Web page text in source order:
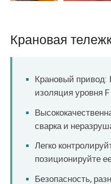
Крановая
Крановый привод:
изоляция уровня F
сварка и
Легко
позиционируйте
Безопасность,